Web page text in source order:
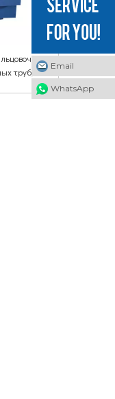
труб,
Email
WhatsApp